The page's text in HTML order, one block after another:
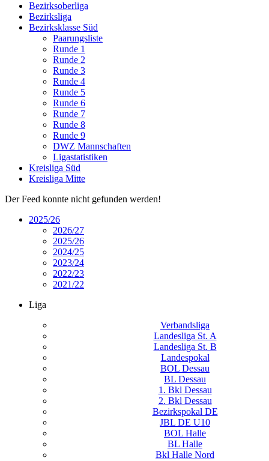
Bezirksoberliga
Bezirksliga
Bezirksklasse Süd
Paarungsliste
Runde 1
Runde 2
Runde 3
Runde 4
Runde 5
Runde 6
Runde 7
Runde 8
Runde 9
DWZ Mannschaften
Ligastatistiken
Kreisliga Süd
Kreisliga Mitte
Der Feed konnte nicht gefunden werden!
2025/26
2026/27
2025/26
2024/25
2023/24
2022/23
2021/22
Liga
Verbandsliga
Landesliga St. A
Landesliga St. B
Landespokal
BOL Dessau
BL Dessau
1. Bkl Dessau
2. Bkl Dessau
Bezirkspokal DE
JBL DE U10
BOL Halle
BL Halle
Bkl Halle Nord